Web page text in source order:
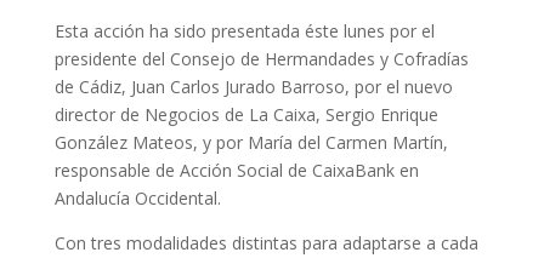
Esta acción ha sido presentada éste lunes por el
presidente del Consejo de Hermandades y Cofradías
de Cádiz, Juan Carlos Jurado Barroso, por el nuevo
director de Negocios de La Caixa, Sergio Enrique
González Mateos, y por María del Carmen Martín,
responsable de Acción Social de CaixaBank en
Andalucía Occidental.
Con tres modalidades distintas para adaptarse a cada